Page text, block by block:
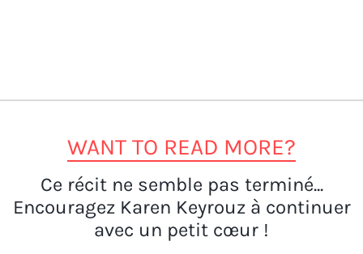
WANT TO READ MORE?
Ce récit ne semble pas terminé...
Encouragez Karen Keyrouz à continuer
avec un petit cœur !